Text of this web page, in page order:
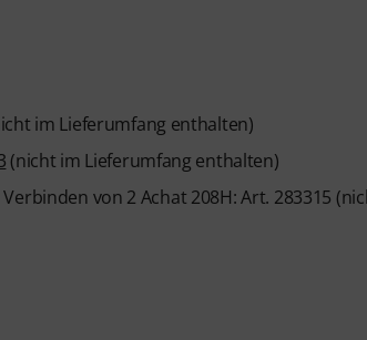
im Lieferumfang enthalten)
(nicht im Lieferumfang enthalten)
von 2 Achat 208H: Art. 283315